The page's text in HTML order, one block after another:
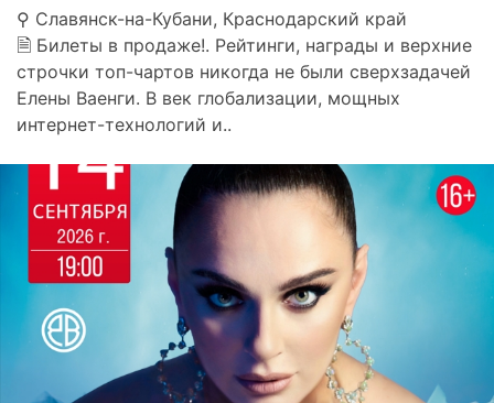
⚲ Славянск-на-Кубани, Краснодарский край
🗎 Билеты в продаже!. Рейтинги, награды и верхние
строчки топ-чартов никогда не были сверхзадачей
Елены Ваенги. В век глобализации, мощных
интернет-технологий и..